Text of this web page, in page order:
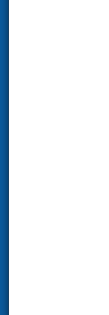
Öttinger Straße
84307
Telefon. +49